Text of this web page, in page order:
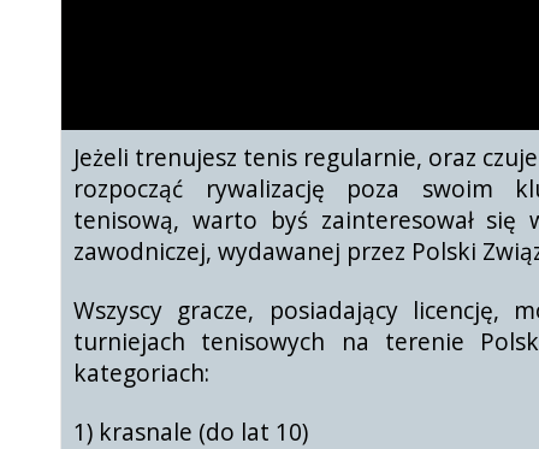
Jeżeli trenujesz tenis regularnie, oraz
rozpocząć rywalizację poza swoim
tenisową, warto byś zainteresował się
zawodniczej, wydawanej przez Polski
Wszyscy gracze, posiadający licencję,
turniejach tenisowych na terenie
kategoriach:
1) krasnale (do lat 10)